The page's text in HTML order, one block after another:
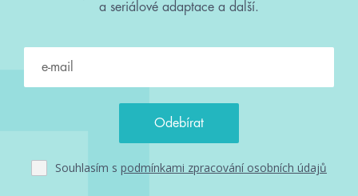
a seriálové adaptace a další.
Souhlasím s podmínkami zpracování osobních údajů